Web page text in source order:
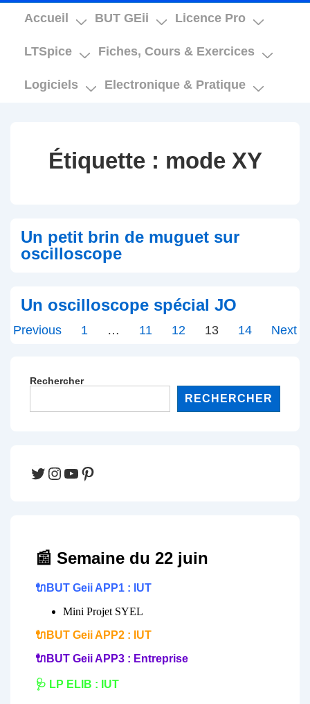
Main
Accueil BUT GEii Licence Pro
LTSpice Fiches, Cours & Exercices
Logiciels Electronique & Pratique
Étiquette : mode XY
Un petit brin de muguet sur
oscilloscope
Un oscilloscope spécial JO
Pagination
Previous 1 … 11 12 13 14 Next
Rechercher
RECHERCHER
Twitter
Instagram
YouTube
Pinterest